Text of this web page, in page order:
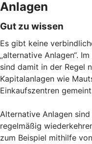
Anlagen
Gut zu wissen
Es gibt keine
„alternative Anlagen“.
sind damit in der Regel
Kapitalanlagen wie
Einkaufszentren
Alternative Anlagen
regelmäßig
zum Beispiel mithilfe